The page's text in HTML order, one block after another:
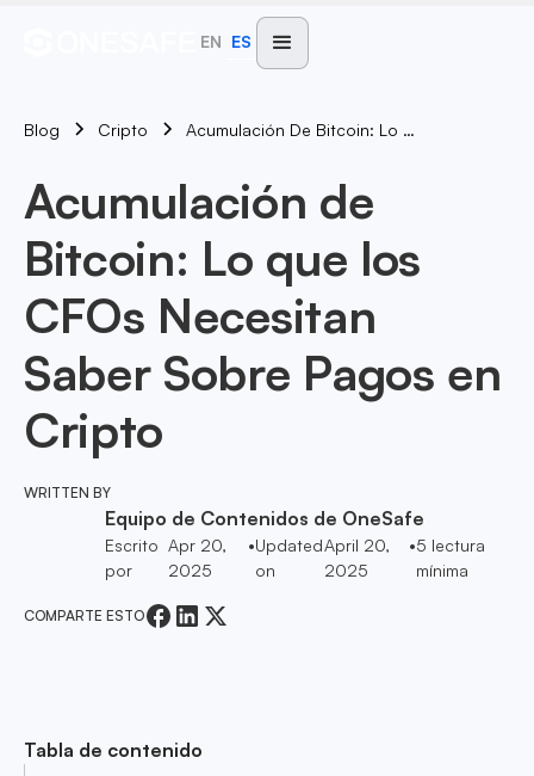
EN ES
Blog Cripto Acumulación De Bitcoin: Lo Que Los CFOs Necesitan Saber Sobre Pagos En Cripto
Acumulación de
Bitcoin: Lo que los
CFOs Necesitan
Saber Sobre Pagos en
Cripto
WRITTEN BY
Equipo de Contenidos de OneSafe
Escrito
por
Apr 20,
2025
•Updated
on
April 20,
2025
•5 lectura
mínima
COMPARTE ESTO
Tabla de contenido